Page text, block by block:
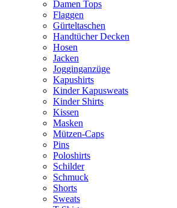
Damen Tops
Flaggen
Gürteltaschen
Handtücher Decken
Hosen
Jacken
Jogginganzüge
Kapushirts
Kinder Kapusweats
Kinder Shirts
Kissen
Masken
Mützen-Caps
Pins
Poloshirts
Schilder
Schmuck
Shorts
Sweats